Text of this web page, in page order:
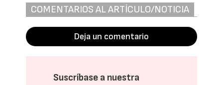
COMENTARIOS AL ARTÍCULO/NOTICIA
Deja un comentario
Suscríbase a nuestra